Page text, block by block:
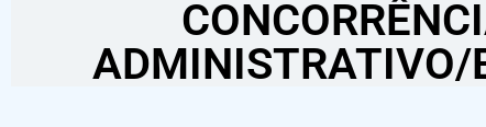
ADMINISTRATIVO/